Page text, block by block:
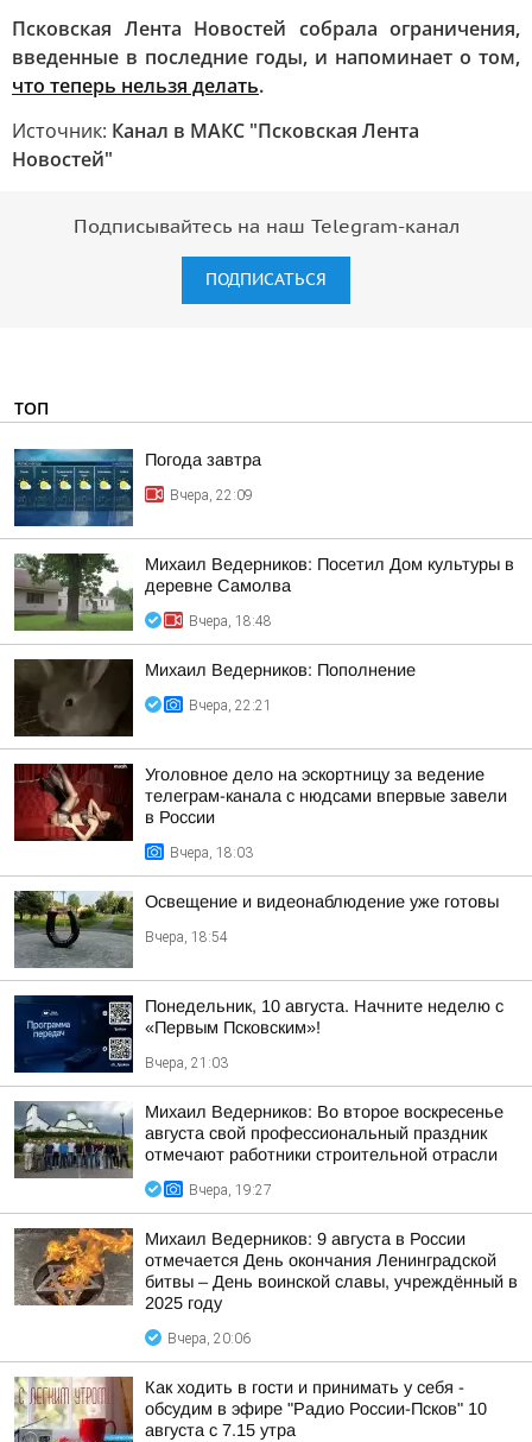
Псковская Лента Новостей собрала ограничения,
введенные в последние годы, и напоминает о том,
что теперь нельзя делать.
Источник: Канал в МАКС "Псковская Лента
Новостей"
Подписывайтесь на наш Telegram-канал
ПОДПИСАТЬСЯ
ТОП
Погода завтра
Вчера, 22:09
Михаил Ведерников: Посетил Дом культуры в
деревне Самолва
Вчера, 18:48
Михаил Ведерников: Пополнение
Вчера, 22:21
Уголовное дело на эскортницу за ведение
телеграм-канала с нюдсами впервые завели
в России
Вчера, 18:03
Освещение и видеонаблюдение уже готовы
Вчера, 18:54
Понедельник, 10 августа. Начните неделю с
«Первым Псковским»!
Вчера, 21:03
Михаил Ведерников: Во второе воскресенье
августа свой профессиональный праздник
отмечают работники строительной отрасли
Вчера, 19:27
Михаил Ведерников: 9 августа в России
отмечается День окончания Ленинградской
битвы – День воинской славы, учреждённый в
2025 году
Вчера, 20:06
Как ходить в гости и принимать у себя -
обсудим в эфире "Радио России-Псков" 10
августа с 7.15 утра